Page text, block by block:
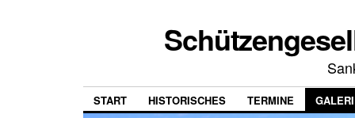
START HISTORISCHES TERMINE